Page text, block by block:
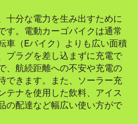
十分な電力を生み出すために
す。電動カーゴバイクは通常
車（Eバイク）よりも広い面積
プラグを差し込まずに充電で
、航続距離への不安や充電の
できます。また、ソーラー充
テナを使用した飲料、アイス
の配達など幅広い使い方がで